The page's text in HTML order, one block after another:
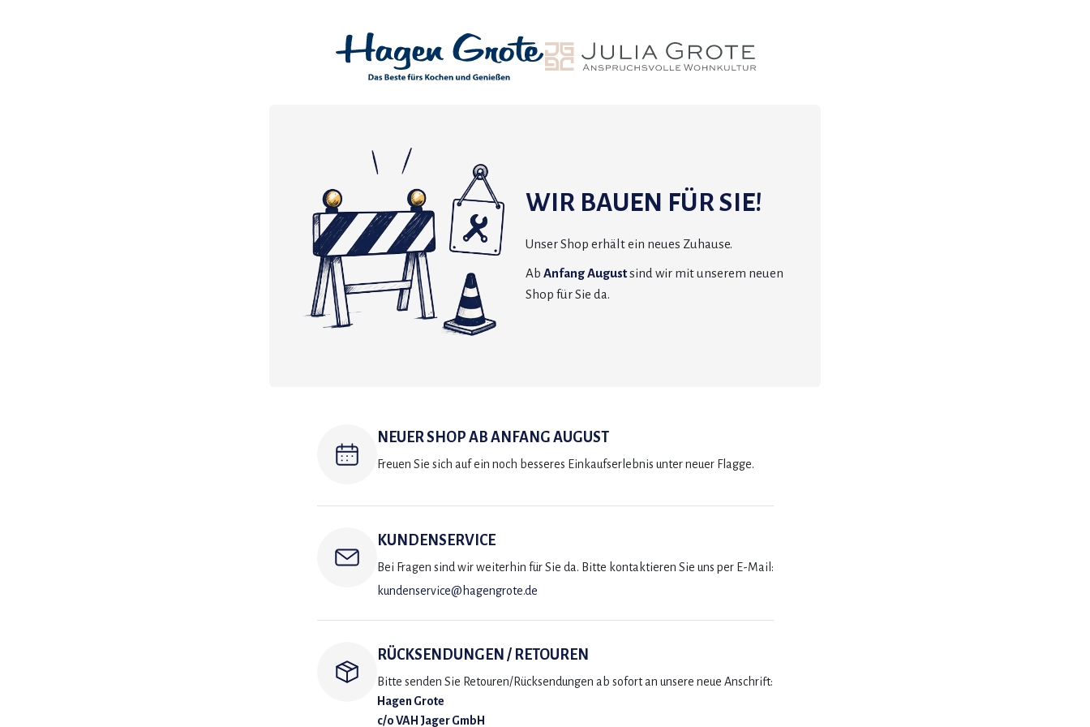
WIR BAUEN FÜR SIE!
Unser Shop erhält ein neues Zuhause.
Ab Anfang Augustsind wir mit unserem neuen
Shop für Sie da.
NEUER SHOP AB ANFANG AUGUST
Freuen Sie sich auf ein noch besseres Einkaufserlebnis unter neuer Flagge.
KUNDENSERVICE
Bei Fragen sind wir weiterhin für Sie da. Bitte kontaktieren Sie uns per E-Mail:
kundenservice@hagengrote.de
RÜCKSENDUNGEN / RETOUREN
Bitte senden Sie Retouren/Rücksendungen ab sofort an unsere neue Anschrift:
Hagen Grote
c/o VAH Jager GmbH